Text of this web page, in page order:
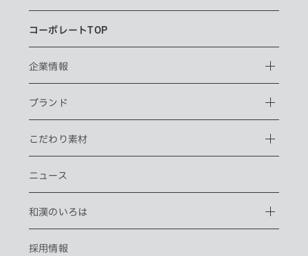
コーポレートTOP
企業情報
ブランド
こだわり素材
ニュース
和漢のいろは
採用情報